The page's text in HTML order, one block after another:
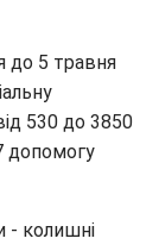
до 5 травня
530 до 3850
допомогу
- колишні